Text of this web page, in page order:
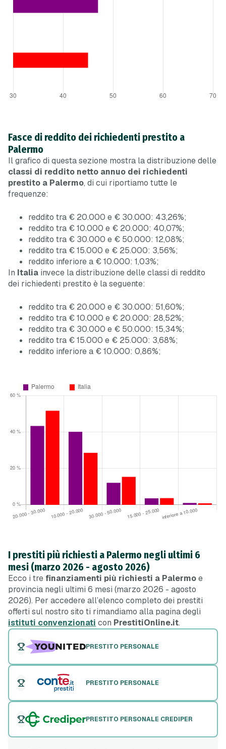
Fasce di reddito dei richiedenti prestito a
Palermo
Il grafico di questa sezione mostra la distribuzione delle
classi di reddito netto annuo dei richiedenti
prestito a Palermo, di cui riportiamo tutte le
frequenze:
reddito tra € 20.000 e € 30.000: 43,26%;
reddito tra € 10.000 e € 20.000: 40,07%;
reddito tra € 30.000 e € 50.000: 12,08%;
reddito tra € 15.000 e € 25.000: 3,56%;
reddito inferiore a € 10.000: 1,03%;
In Italia invece la distribuzione delle classi di reddito
dei richiedenti prestito è la seguente:
reddito tra € 20.000 e € 30.000: 51,60%;
reddito tra € 10.000 e € 20.000: 28,52%;
reddito tra € 30.000 e € 50.000: 15,34%;
reddito tra € 15.000 e € 25.000: 3,68%;
reddito inferiore a € 10.000: 0,86%;
I prestiti più richiesti a Palermo negli ultimi 6
mesi (marzo 2026 - agosto 2026)
Ecco i tre finanziamenti più richiesti a Palermoe
provincia negli ultimi 6 mesi (marzo 2026 - agosto
2026). Per accedere all’elenco completo dei prestiti
offerti sul nostro sito ti rimandiamo alla pagina degli
istituti convenzionati con PrestitiOnline.it.
PRESTITO PERSONALE
PRESTITO PERSONALE
PRESTITO PERSONALE CREDIPER